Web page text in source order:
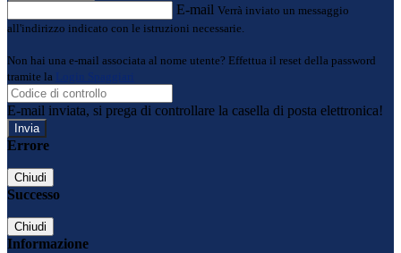
E-mail Verrà inviato un messaggio
all'indirizzo indicato con le istruzioni necessarie.
Non hai una e-mail associata al nome utente? Effettua il reset della password
tramite la
Login Spaggiari
E-mail inviata, si prega di controllare la casella di posta elettronica!
Errore
Chiudi
Successo
Chiudi
Informazione